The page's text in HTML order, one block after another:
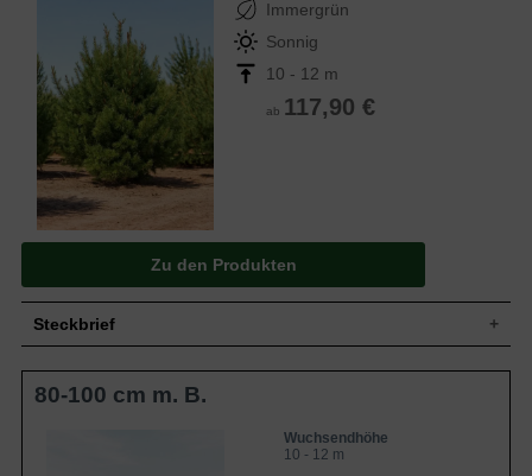
Immergrün
Sonnig
10 - 12 m
ab 117,90 €
Zu den Produkten
Steckbrief
Wuchs
Mittlerer Baum mit dichter, kompakter
Krone, Äste bis zum Boden reichend, 10-
Immergrün, Nadeln, blaugrau, gedreht, 3-
80-100 cm m. B.
Wuchsendhöhe
10 - 12 m